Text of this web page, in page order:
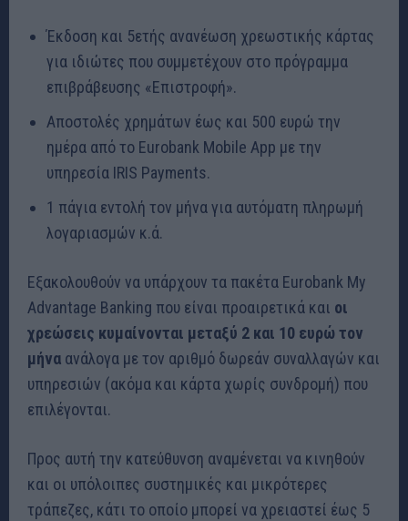
Έκδοση και 5ετής ανανέωση χρεωστικής κάρτας
για ιδιώτες που συμμετέχουν στο πρόγραμμα
επιβράβευσης «Επιστροφή».
Αποστολές χρημάτων έως και 500 ευρώ την
ημέρα από το Eurobank Mobile App με την
υπηρεσία IRIS Payments.
1 πάγια εντολή τον μήνα για αυτόματη πληρωμή
λογαριασμών κ.ά.
Εξακολουθούν να υπάρχουν τα πακέτα Eurobank My
Advantage Banking που είναι προαιρετικά και οι
χρεώσεις κυμαίνονται μεταξύ 2 και 10 ευρώ τον
μήνα ανάλογα με τον αριθμό δωρεάν συναλλαγών και
υπηρεσιών (ακόμα και κάρτα χωρίς συνδρομή) που
επιλέγονται.
Προς αυτή την κατεύθυνση αναμένεται να κινηθούν
και οι υπόλοιπες συστημικές και μικρότερες
τράπεζες, κάτι το οποίο μπορεί να χρειαστεί έως 5